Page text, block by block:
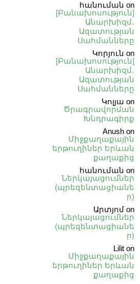
հանուման on
[Բանախոսություն]
Անարխիզմ․
Ազատության
Սահմանները
Կորյուն on
[Բանախոսություն]
Անարխիզմ․
Ազատության
Սահմանները
Կոլյա on
Ծրագրավորման
Խնդրագիրք
Anush on
Միջքաղաքային
երթուղիներ Երևան
քաղաքից
հանուման on
Ներկայացումներ
(պրեզենտացիանե
ր)
Արտյոմ on
Ներկայացումներ
(պրեզենտացիանե
ր)
Lilit on
Միջքաղաքային
երթուղիներ Երևան
քաղաքից